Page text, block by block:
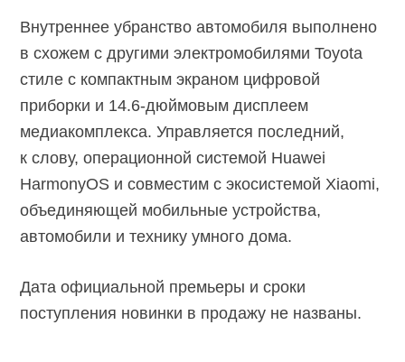
Внутреннее убранство автомобиля выполнено
в схожем с другими электромобилями Toyota
стиле с компактным экраном цифровой
приборки и 14.6-дюймовым дисплеем
медиакомплекса. Управляется последний,
к слову, операционной системой Huawei
HarmonyOS и совместим с экосистемой Xiaomi,
объединяющей мобильные устройства,
автомобили и технику умного дома.
Дата официальной премьеры и сроки
поступления новинки в продажу не названы.